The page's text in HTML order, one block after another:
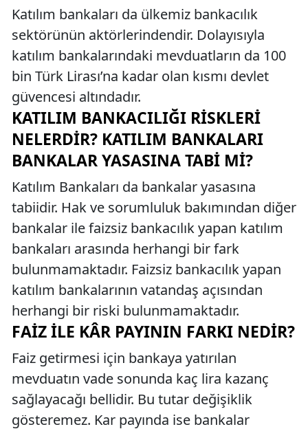
Katılım bankaları da ülkemiz bankacılık
sektörünün aktörlerindendir. Dolayısıyla
katılım bankalarındaki mevduatların da 100
bin Türk Lirası’na kadar olan kısmı devlet
güvencesi altındadır.
KATILIM BANKACILIĞI RISKLERI
NELERDIR? KATILIM BANKALARI
BANKALAR YASASINA TABI MI?
Katılım Bankaları da bankalar yasasına
tabiidir. Hak ve sorumluluk bakımından diğer
bankalar ile faizsiz bankacılık yapan katılım
bankaları arasında herhangi bir fark
bulunmamaktadır. Faizsiz bankacılık yapan
katılım bankalarının vatandaş açısından
herhangi bir riski bulunmamaktadır.
FAIZ ILE KÂR PAYININ FARKI NEDIR?
Faiz getirmesi için bankaya yatırılan
mevduatın vade sonunda kaç lira kazanç
sağlayacağı bellidir. Bu tutar değişiklik
gösteremez. Kar payında ise bankalar